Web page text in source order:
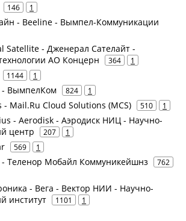
146 1
- Beeline - Вымпел-Коммуникации
Satellite - Дженерал Сателайт -
АО Концерн
364 1
1144 1
- ВымпелКом 824 1
- Mail.Ru Cloud Solutions (MCS) 510 1
- Aerodisk - Аэродиск НИЦ - Научно-
центр
207 1
569 1
- Теленор Мобайл Коммуникейшнз
762
- Вега - Вектор НИИ - Научно-
институт
1101 1